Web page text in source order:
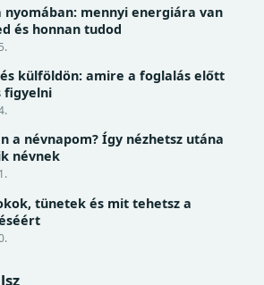
nyomában: mennyi energiára van
és honnan tudod
külföldön: amire a foglalás előtt
figyelni
a névnapom? Így nézhetsz utána
névnek
tünetek és mit tehetsz a